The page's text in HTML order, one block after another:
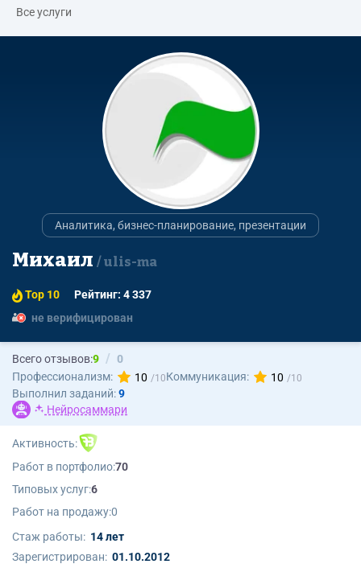
Все услуги
Аналитика, бизнес-планирование, презентации
Михаил ulis-ma
Top 10
Рейтинг: 4 337
не верифицирован
Всего отзывов:9
0
Профессионализм:
10 Коммуникация:
10
Выполнил заданий:9
Нейросаммари
Активность:
Работ в портфолио:70
Типовых услуг:6
Работ на продажу:0
Стаж работы: 14 лет
Зарегистрирован: 01.10.2012